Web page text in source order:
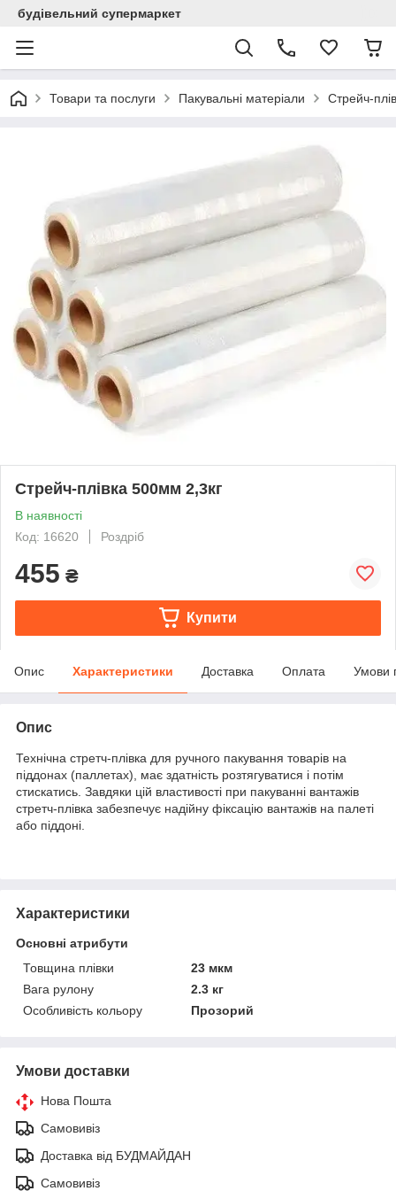
будівельний супермаркет
Товари та послуги Пакувальні матеріали Стрейч-
Стрейч-плівка 500мм 2,3кг
В наявності
Код: 16620
Роздріб
455 ₴
Купити
Опис Характеристики Доставка Оплата Умови
Опис
Технічна стретч-плівка для ручного пакування товарів на
піддонах (паллетах), має здатність розтягуватися і потім
стискатись. Завдяки цій властивості при пакуванні вантажів
стретч-плівка забезпечує надійну фіксацію вантажів на палеті
або піддоні.
Характеристики
Основні атрибути
Товщина плівки
23 мкм
Вага рулону
2.3 кг
Особливість кольору
Прозорий
Умови доставки
Нова Пошта
Самовивіз
Доставка від БУДМАЙДАН
Самовивіз